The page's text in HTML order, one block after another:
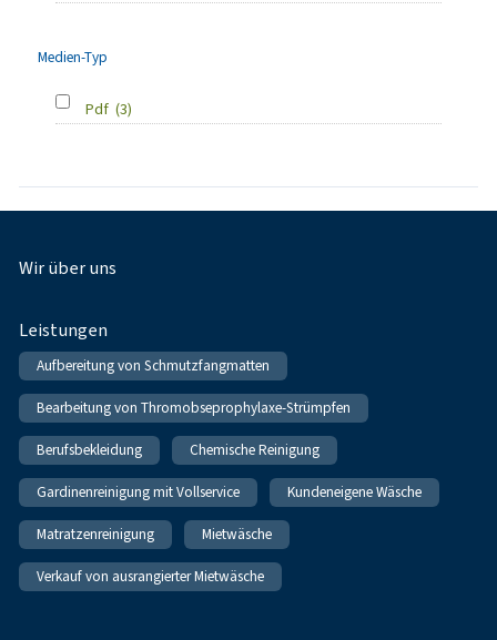
Medien-Typ
Pdf (3)
Fußnavigation
Wir über uns
Leistungen
Aufbereitung von Schmutzfangmatten
Bearbeitung von Thromobseprophylaxe-Strümpfen
Berufsbekleidung Chemische Reinigung
Gardinenreinigung mit Vollservice Kundeneigene Wäsche
Matratzenreinigung Mietwäsche
Verkauf von ausrangierter Mietwäsche